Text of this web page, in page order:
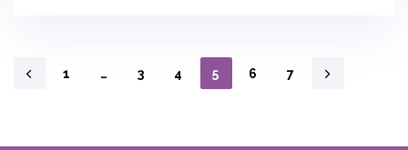
1 … 3 4 5 6 7